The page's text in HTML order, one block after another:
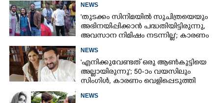
NEWS
'തുടക്കം സിനിമയിൽ സുചിത്രയെയും
അഭിനയിപ്പിക്കാൻ പദ്ധതിയിട്ടിരുന്നു,​
അവസാന നിമിഷം നടന്നില്ല'; കാരണം
NEWS
'എനിക്കുവേണ്ടത് ഒരു ആൺകുട്ടിയെ
അല്ലായിരുന്നു'; 50-ാം വയസിലും
സിംഗിൾ, കാരണം വെളിപ്പെടുത്തി
NEWS